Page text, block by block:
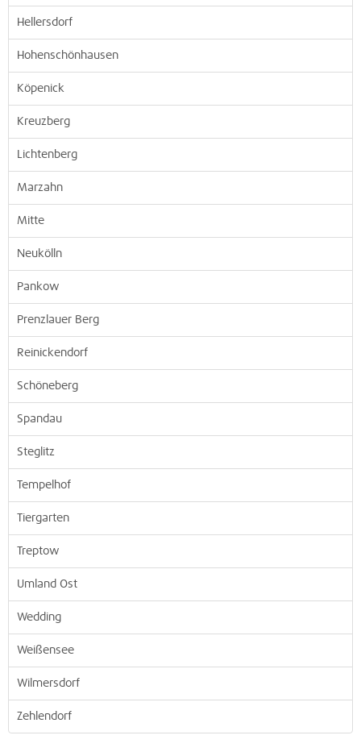
Hellersdorf
Hohenschönhausen
Köpenick
Kreuzberg
Lichtenberg
Marzahn
Mitte
Neukölln
Pankow
Prenzlauer Berg
Reinickendorf
Schöneberg
Spandau
Steglitz
Tempelhof
Tiergarten
Treptow
Umland Ost
Wedding
Weißensee
Wilmersdorf
Zehlendorf